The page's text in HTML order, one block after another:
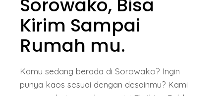
Sorowako, Bisa
Kirim Sampai
Rumah mu.
Kamu sedang berada di Sorowako? Ingin
punya kaos sesuai dengan desainmu? Kami